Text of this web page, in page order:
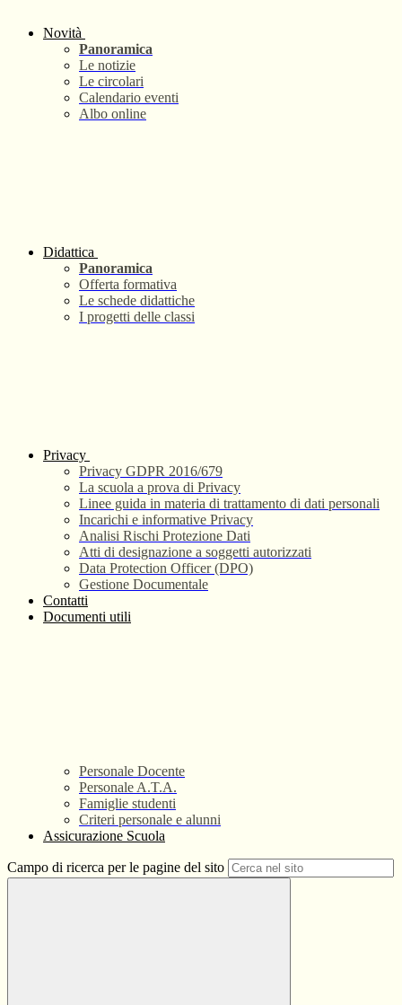
Novità
Panoramica
Le notizie
Le circolari
Calendario eventi
Albo online
Didattica
Panoramica
Offerta formativa
Le schede didattiche
I progetti delle classi
Privacy
Privacy GDPR 2016/679
La scuola a prova di Privacy
Linee guida in materia di trattamento di dati personali
Incarichi e informative Privacy
Analisi Rischi Protezione Dati
Atti di designazione a soggetti autorizzati
Data Protection Officer (DPO)
Gestione Documentale
Contatti
Documenti utili
Personale Docente
Personale A.T.A.
Famiglie studenti
Criteri personale e alunni
Assicurazione Scuola
Campo di ricerca per le pagine del sito